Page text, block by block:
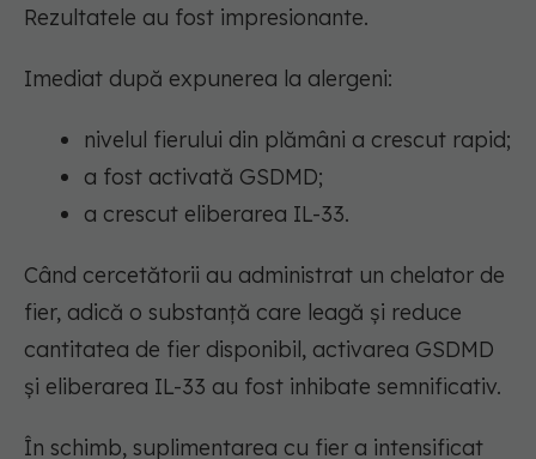
Rezultatele au fost impresionante.
Imediat după expunerea la alergeni:
nivelul fierului din plămâni a crescut rapid;
a fost activată GSDMD;
a crescut eliberarea IL-33.
Când cercetătorii au administrat un chelator de
fier, adică o substanță care leagă și reduce
cantitatea de fier disponibil, activarea GSDMD
și eliberarea IL-33 au fost inhibate semnificativ.
În schimb, suplimentarea cu fier a intensificat